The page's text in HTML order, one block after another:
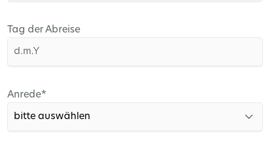
Tag der Abreise
Pflichtfeld
Anrede*